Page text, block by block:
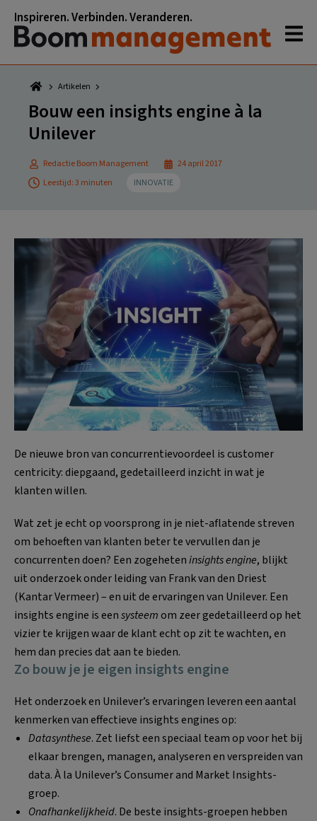
naar
hoofdnavigatie
naar
hoofd
inhoud
naar
eerste
sidebar
naar
voettekst
Inspireren. Verbinden. Veranderen.
Artikelen
Bouw een insights engine à la
Unilever
Redactie Boom Management
24 april 2017
Leestijd: 3 minuten
INNOVATIE
De nieuwe bron van concurrentievoordeel is customer
centricity: diepgaand, gedetailleerd inzicht in wat je
klanten willen.
Wat zet je echt op voorsprong in je niet-aflatende streven
om behoeften van klanten beter te vervullen dan je
concurrenten doen? Een zogeheteninsights engine, blijkt
uit onderzoek onder leiding van Frank van den Driest
(Kantar Vermeer) – en uit de ervaringen van Unilever. Een
insights engine is eensysteemom zeer gedetailleerd op het
vizier te krijgen waar de klant echt op zit te wachten, en
hem dan precies dat aan te bieden.
Zo bouw je je eigen insights engine
Het onderzoek en Unilever’s ervaringen leveren een aantal
kenmerken van effectieve insights engines op:
Datasynthese. Zet liefst een speciaal team op voor het bij
elkaar brengen, managen, analyseren en verspreiden van
data. À la Unilever’s Consumer and Market Insights-
groep.
Onafhankelijkheid. De beste insights-groepen hebben